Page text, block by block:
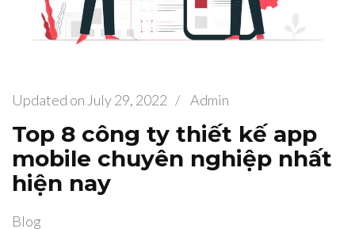
Updated on July 29, 2022 / Admin
Top 8 công ty thiết kế app
mobile chuyên nghiệp nhất
hiện nay
Blog